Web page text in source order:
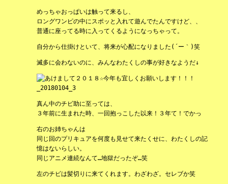
めっちゃおっぱいは触って来るし、
ロングワンピの中にスポッと入れて遊んでたんですけど、、
普通に座ってる時に入ってくるようになっちゃって。
自分から仕掛けといて、将来が心配になりました(´ー｀)笑
滅多に会わないのに、みんなわたくしの事が好きなようだ↓
真ん中のチビ助に至っては、
３年前に生まれた時、一回抱っこした以来！３年て！でかっ
右のお姉ちゃんは
同じ回のプリキュアを何度も見せて来たくせに、わたくしの記
憶はないらしい。
同じアニメ連続なんて…地獄だったぞ…笑
左のチビは髪切りに来てくれます。わざわざ。セレブか笑